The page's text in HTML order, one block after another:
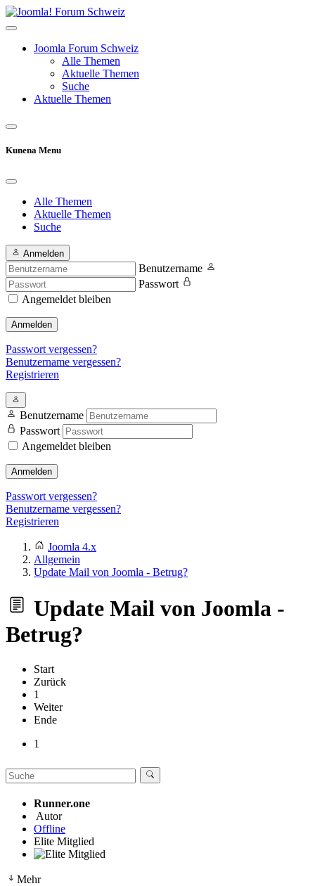
Joomla Forum Schweiz
Alle Themen
Aktuelle Themen
Suche
Aktuelle Themen
Kunena Menu
Alle Themen
Aktuelle Themen
Suche
Anmelden
Benutzername
Passwort
Angemeldet bleiben
Anmelden
Passwort vergessen?
Benutzername vergessen?
Registrieren
Benutzername
Passwort
Angemeldet bleiben
Anmelden
Passwort vergessen?
Benutzername vergessen?
Registrieren
Joomla 4.x
Allgemein
Update Mail von Joomla - Betrug?
Update Mail von Joomla -
Betrug?
Start
Zurück
1
Weiter
Ende
1
Runner.one
Autor
Offline
Elite Mitglied
Mehr